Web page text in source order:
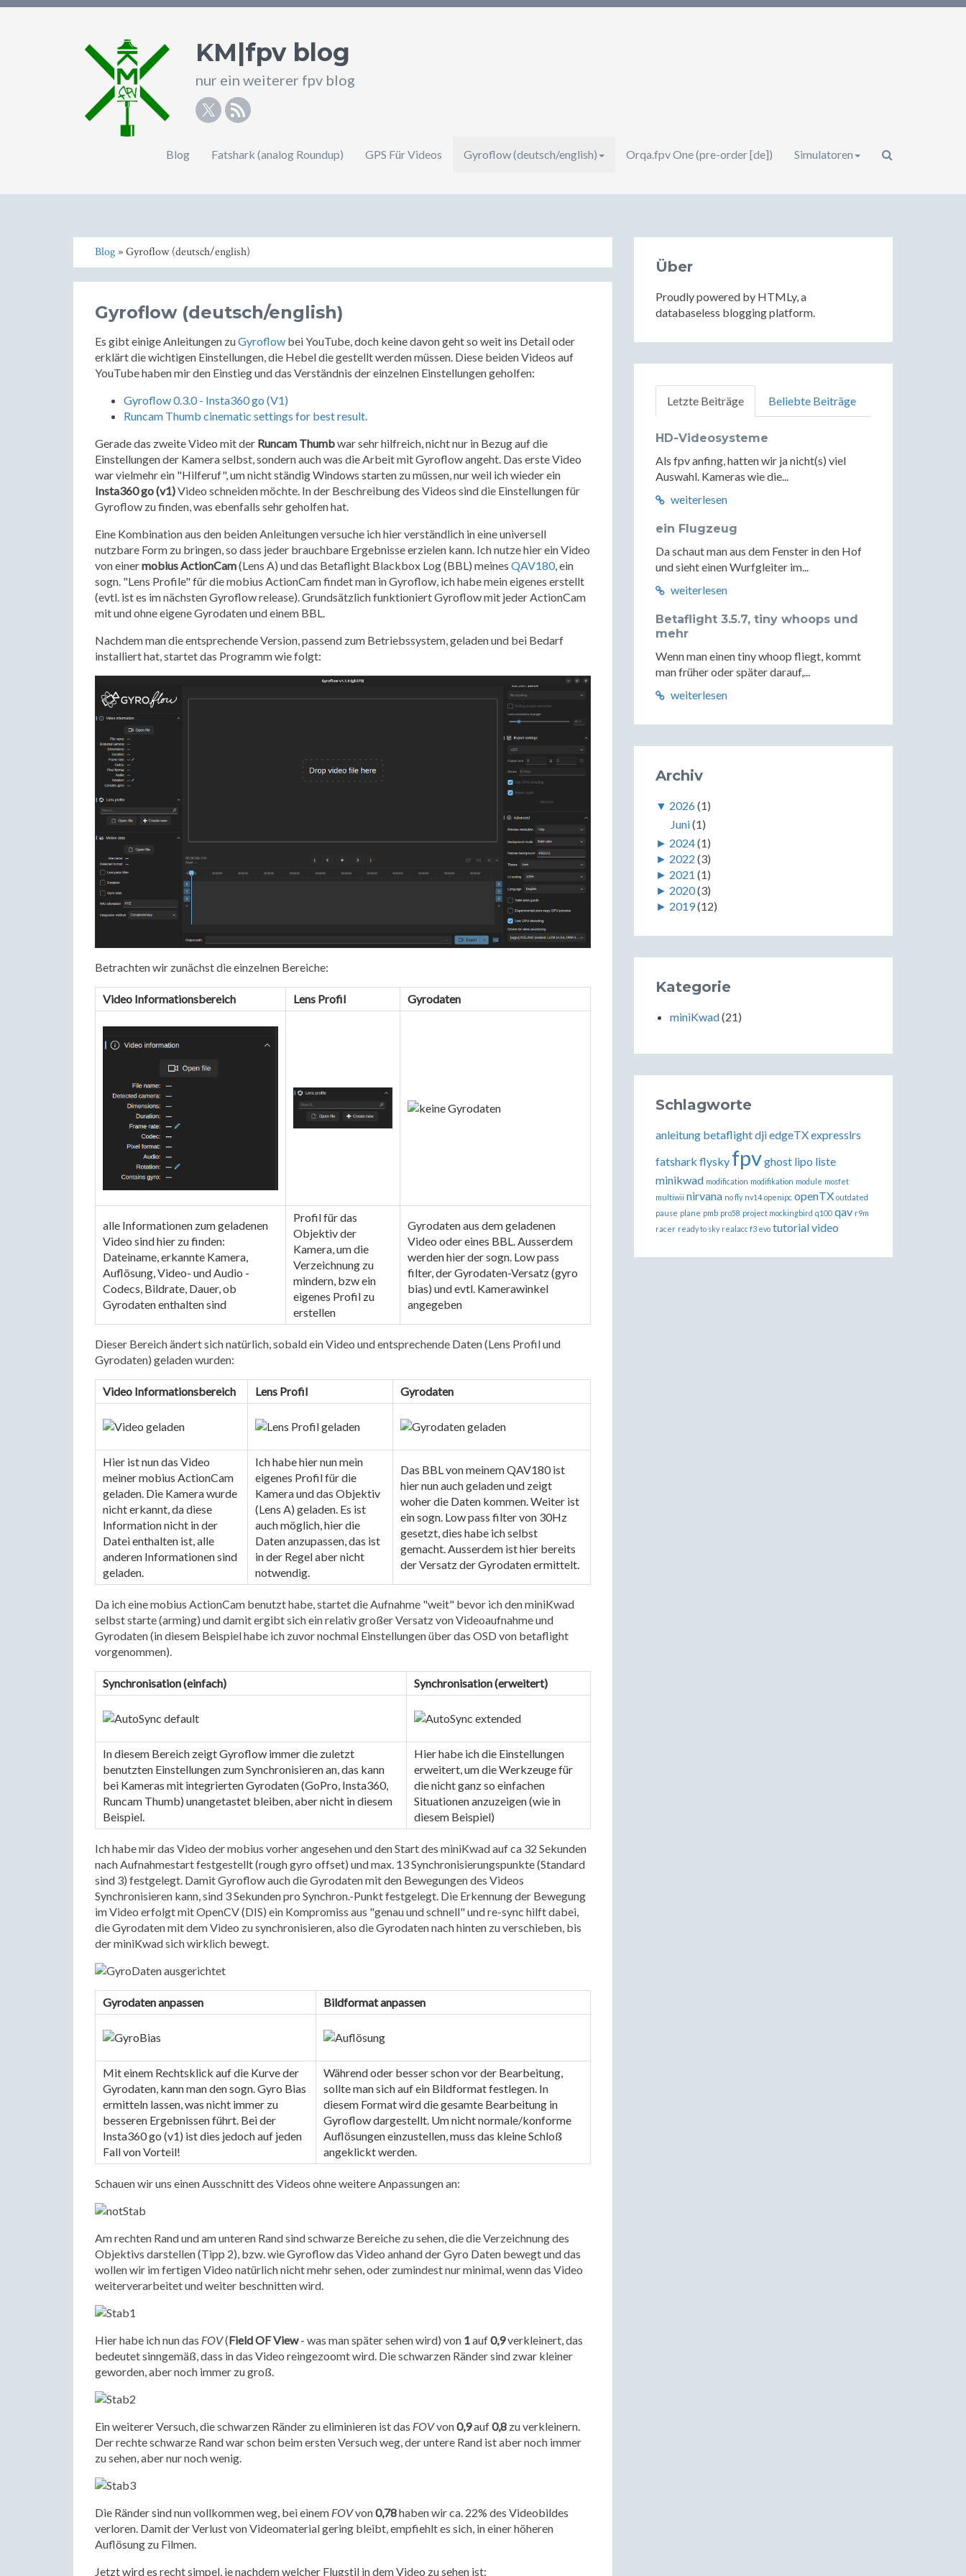
KM|fpv blog
nur ein weiterer fpv blog
Twitter
RSS
Blog Fatshark (analog Roundup) GPS Für Videos Gyroflow (deutsch/english) Orqa.fpv One (pre-order [de]) Simulatoren
Blog» Gyroflow (deutsch/english)
Gyroflow (deutsch/english)
Es gibt einige Anleitungen zuGyroflow bei YouTube, doch keine davon geht so weit ins Detail oder
erklärt die wichtigen Einstellungen, die Hebel die gestellt werden müssen. Diese beiden Videos auf
YouTube haben mir den Einstieg und das Verständnis der einzelnen Einstellungen geholfen:
Gyroflow 0.3.0 - Insta360 go (V1)
Runcam Thumb cinematic settings for best result.
Gerade das zweite Video mit der Runcam Thumbwar sehr hilfreich, nicht nur in Bezug auf die
Einstellungen der Kamera selbst, sondern auch was die Arbeit mit Gyroflow angeht. Das erste Video
war vielmehr ein "Hilferuf", um nicht ständig Windows starten zu müssen, nur weil ich wieder ein
Insta360 go (v1)Video schneiden möchte. In der Beschreibung des Videos sind die Einstellungen für
Gyroflow zu finden, was ebenfalls sehr geholfen hat.
Eine Kombination aus den beiden Anleitungen versuche ich hier verständlich in eine universell
nutzbare Form zu bringen, so dass jeder brauchbare Ergebnisse erzielen kann. Ich nutze hier ein Video
von einermobius ActionCam(Lens A) und das Betaflight Blackbox Log (BBL) meines QAV180, ein
sogn. "Lens Profile" für die mobius ActionCam findet man in Gyroflow, ich habe mein eigenes erstellt
(evtl. ist es im nächsten Gyroflow release). Grundsätzlich funktioniert Gyroflow mit jeder ActionCam
mit und ohne eigene Gyrodaten und einem BBL.
Nachdem man die entsprechende Version, passend zum Betriebssystem, geladen und bei Bedarf
installiert hat, startet das Programm wie folgt:
Betrachten wir zunächst die einzelnen Bereiche:
Video Informationsbereich Lens Profil Gyrodaten
alle Informationen zum geladenen
Video sind hier zu finden:
Dateiname, erkannte Kamera,
Auflösung, Video- und Audio -
Codecs, Bildrate, Dauer, ob
Gyrodaten enthalten sind
Profil für das
Objektiv der
Kamera, um die
Verzeichnung zu
mindern, bzw ein
eigenes Profil zu
erstellen
Gyrodaten aus dem geladenen
Video oder eines BBL. Ausserdem
werden hier der sogn. Low pass
filter, der Gyrodaten-Versatz (gyro
bias) und evtl. Kamerawinkel
angegeben
Dieser Bereich ändert sich natürlich, sobald ein Video und entsprechende Daten (Lens Profil und
Gyrodaten) geladen wurden:
Video Informationsbereich Lens Profil Gyrodaten
Hier ist nun das Video
meiner mobius ActionCam
geladen. Die Kamera wurde
nicht erkannt, da diese
Information nicht in der
Datei enthalten ist, alle
anderen Informationen sind
geladen.
Ich habe hier nun mein
eigenes Profil für die
Kamera und das Objektiv
(Lens A) geladen. Es ist
auch möglich, hier die
Daten anzupassen, das ist
in der Regel aber nicht
notwendig.
Das BBL von meinem QAV180 ist
hier nun auch geladen und zeigt
woher die Daten kommen. Weiter ist
ein sogn. Low pass filter von 30Hz
gesetzt, dies habe ich selbst
gemacht. Ausserdem ist hier bereits
der Versatz der Gyrodaten ermittelt.
Da ich eine mobius ActionCam benutzt habe, startet die Aufnahme "weit" bevor ich den miniKwad
selbst starte (arming) und damit ergibt sich ein relativ großer Versatz von Videoaufnahme und
Gyrodaten (in diesem Beispiel habe ich zuvor nochmal Einstellungen über das OSD von betaflight
vorgenommen).
Synchronisation (einfach) Synchronisation (erweitert)
In diesem Bereich zeigt Gyroflow immer die zuletzt
benutzten Einstellungen zum Synchronisieren an, das kann
bei Kameras mit integrierten Gyrodaten (GoPro, Insta360,
Runcam Thumb) unangetastet bleiben, aber nicht in diesem
Beispiel.
Hier habe ich die Einstellungen
erweitert, um die Werkzeuge für
die nicht ganz so einfachen
Situationen anzuzeigen (wie in
diesem Beispiel)
Ich habe mir das Video der mobius vorher angesehen und den Start des miniKwad auf ca 32 Sekunden
nach Aufnahmestart festgestellt (rough gyro offset) und max. 13 Synchronisierungspunkte (Standard
sind 3) festgelegt. Damit Gyroflow auch die Gyrodaten mit den Bewegungen des Videos
Synchronisieren kann, sind 3 Sekunden pro Synchron.-Punkt festgelegt. Die Erkennung der Bewegung
im Video erfolgt mit OpenCV (DIS) ein Kompromiss aus "genau und schnell" und re-sync hilft dabei,
die Gyrodaten mit dem Video zu synchronisieren, also die Gyrodaten nach hinten zu verschieben, bis
der miniKwad sich wirklich bewegt.
Gyrodaten anpassen Bildformat anpassen
Mit einem Rechtsklick auf die Kurve der
Gyrodaten, kann man den sogn. Gyro Bias
ermitteln lassen, was nicht immer zu
besseren Ergebnissen führt. Bei der
Insta360 go (v1) ist dies jedoch auf jeden
Fall von Vorteil!
Während oder besser schon vor der Bearbeitung,
sollte man sich auf ein Bildformat festlegen. In
diesem Format wird die gesamte Bearbeitung in
Gyroflow dargestellt. Um nicht normale/konforme
Auflösungen einzustellen, muss das kleine Schloß
angeklickt werden.
Schauen wir uns einen Ausschnitt des Videos ohne weitere Anpassungen an:
Am rechten Rand und am unteren Rand sind schwarze Bereiche zu sehen, die die Verzeichnung des
Objektivs darstellen (Tipp 2), bzw. wie Gyroflow das Video anhand der Gyro Daten bewegt und das
wollen wir im fertigen Video natürlich nicht mehr sehen, oder zumindest nur minimal, wenn das Video
weiterverarbeitet und weiter beschnitten wird.
Hier habe ich nun das FOV(Field OF View- was man später sehen wird) von 1 auf0,9verkleinert, das
bedeutet sinngemäß, dass in das Video reingezoomt wird. Die schwarzen Ränder sind zwar kleiner
geworden, aber noch immer zu groß.
Ein weiterer Versuch, die schwarzen Ränder zu eliminieren ist das FOVvon0,9auf0,8 zu verkleinern.
Der rechte schwarze Rand war schon beim ersten Versuch weg, der untere Rand ist aber noch immer
zu sehen, aber nur noch wenig.
Die Ränder sind nun vollkommen weg, bei einem FOVvon0,78haben wir ca. 22% des Videobildes
verloren. Damit der Verlust von Videomaterial gering bleibt, empfiehlt es sich, in einer höheren
Auflösung zu Filmen.
Jetzt wird es recht simpel, je nachdem welcher Flugstil in dem Video zu sehen ist:
Über
Proudly powered by HTMLy, a
databaseless blogging platform.
Letzte Beiträge Beliebte Beiträge
HD-Videosysteme
Als fpv anfing, hatten wir ja nicht(s) viel
Auswahl. Kameras wie die...
weiterlesen
ein Flugzeug
Da schaut man aus dem Fenster in den Hof
und sieht einen Wurfgleiter im...
weiterlesen
Betaflight 3.5.7, tiny whoops und
mehr
Wenn man einen tiny whoop fliegt, kommt
man früher oder später darauf,...
weiterlesen
Archiv
▼ 2026(1)
Juni(1)
► 2024(1)
► 2022 (3)
► 2021 (1)
► 2020(3)
► 2019(12)
Kategorie
miniKwad(21)
Schlagworte
anleitung betaflightdjiedgeTXexpresslrs
fatshark flysky fpvghost lipo liste
minikwad modification modifikation module mosfet
multiwii nirvana no fly nv14 openipc openTX outdated
pause plane pmb pro58 project mockingbird q100 qav r9m
racer ready to sky realacc f3 evo tutorialvideo